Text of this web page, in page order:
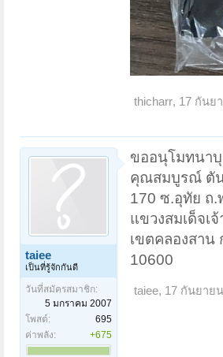
thicharr, 17 กันย
taiee
เป็นที่รู้จักกันดี
วันที่สมัครสมาชิก:
5 มกราคม 2007
โพสต์:
695
ค่าพลัง:
+675
ขออนุโมทนา
คุณสมบูรณ์ ตั
170 ซ.อุทัย ถ.
แขวงสมเด็จเ
เขตคลองสาน
10600
taiee, 17 กันยาย